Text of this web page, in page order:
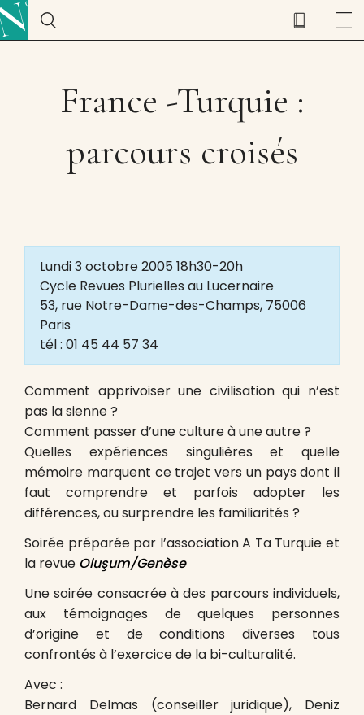
France -Turquie :
parcours croisés
Lundi 3 octobre 2005 18h30-20h
Cycle Revues Plurielles au Lucernaire
53, rue Notre-Dame-des-Champs, 75006
Paris
tél : 01 45 44 57 34
Comment apprivoiser une civilisation qui n’est
pas la sienne ?
Comment passer d’une culture à une autre ?
Quelles expériences singulières et quelle
mémoire marquent ce trajet vers un pays dont il
faut comprendre et parfois adopter les
différences, ou surprendre les familiarités ?
Soirée préparée par l’association A Ta Turquie et
la revue Oluşum/Genèse
Une soirée consacrée à des parcours individuels,
aux témoignages de quelques personnes
d’origine et de conditions diverses tous
confrontés à l’exercice de la bi-culturalité.
Avec :
Bernard Delmas (conseiller juridique), Deniz